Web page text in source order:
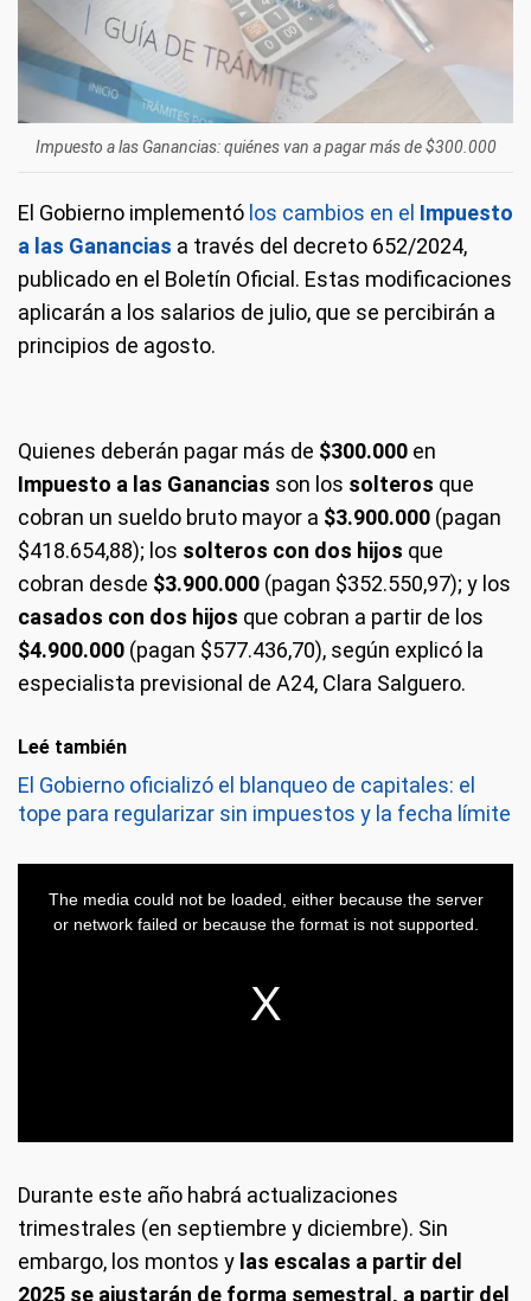
Impuesto a las Ganancias: quiénes van a pagar más de $300.000
El Gobierno implementó los cambios en el Impuesto
a las Ganancias a través del decreto 652/2024,
publicado en el Boletín Oficial. Estas modificaciones
aplicarán a los salarios de julio, que se percibirán a
principios de agosto.
Quienes deberán pagar más de $300.000 en
Impuesto a las Ganancias son los solteros que
cobran un sueldo bruto mayor a $3.900.000 (pagan
$418.654,88); los solteros con dos hijos que
cobran desde $3.900.000 (pagan $352.550,97); y los
casados con dos hijos que cobran a partir de los
$4.900.000 (pagan $577.436,70), según explicó la
especialista previsional de A24, Clara Salguero.
Leé también
El Gobierno oficializó el blanqueo de capitales: el
tope para regularizar sin impuestos y la fecha límite
Durante este año habrá actualizaciones
trimestrales (en septiembre y diciembre). Sin
embargo, los montos y las escalas a partir del
2025 se ajustarán de forma semestral, a partir del